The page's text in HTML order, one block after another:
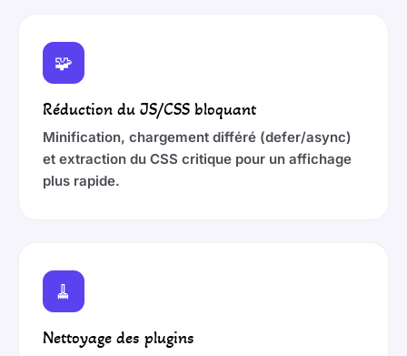
🧩
Réduction du JS/CSS bloquant
Minification, chargement différé (defer/async)
et extraction du CSS critique pour un affichage
plus rapide.
🧹
Nettoyage des plugins